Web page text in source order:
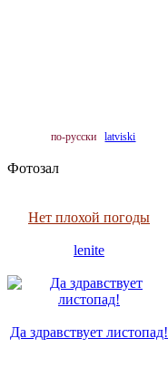
по-русски latviski
Фотозал
Нет плохой погоды
lenite
Да здравствует листопад!